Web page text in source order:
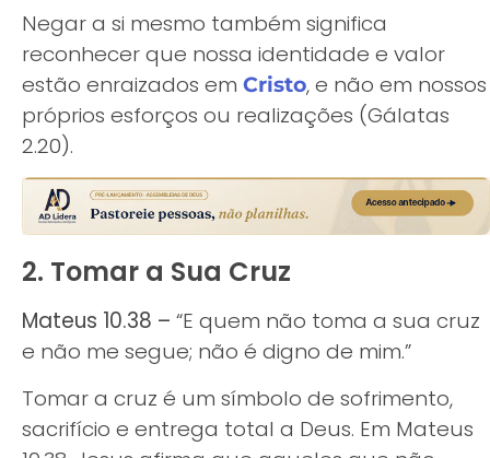
Negar a si mesmo também significa
reconhecer que nossa identidade e valor
estão enraizados em Cristo, e não em nossos
próprios esforços ou realizações (Gálatas
2.20).
2. Tomar a Sua Cruz
Mateus 10.38 – “E quem não toma a sua cruz
e não me segue; não é digno de mim.”
Tomar a cruz é um símbolo de sofrimento,
sacrifício e entrega total a Deus. Em Mateus